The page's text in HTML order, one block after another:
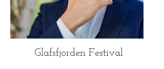
Glafsfjorden Festival